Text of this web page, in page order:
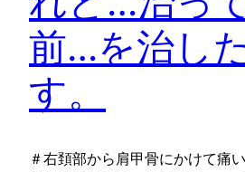
前…を治し
す。
＃右頚部から肩甲骨にかけて痛